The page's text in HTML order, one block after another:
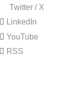
Twitter / X
LinkedIn
YouTube
RSS